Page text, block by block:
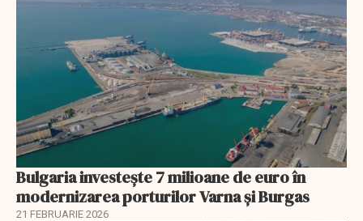
Bulgaria investește 7 milioane de euro în
modernizarea porturilor Varna și Burgas
21 FEBRUARIE 2026